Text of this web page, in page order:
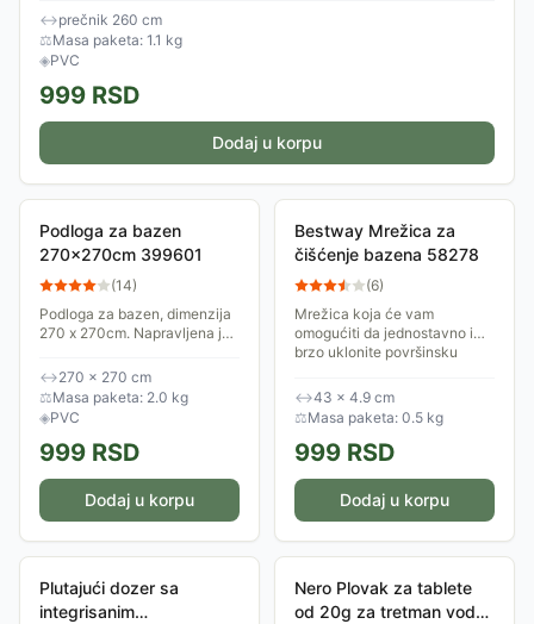
↔prečnik 260 cm
⚖Masa paketa: 1.1 kg
◈PVC
999 RSD
Dodaj u korpu
Podloga za bazen
270x270cm 399601
(14)
Podloga za bazen, dimenzija
270 x 270cm. Napravljena je
dodatnu zaštitu za dno
bazena tokom cele sezone.
↔270 × 270 cm
⚖Masa paketa: 2.0 kg
◈PVC
999 RSD
Dodaj u korpu
Bestway Mrežica za
čišćenje bazena 58278
(6)
Mrežica koja će vam
omogućiti da jednostavno i
brzo uklonite površinsku
za insekte, lišće, grančice...
Isporučuje se...
↔43 × 4.9 cm
⚖Masa paketa: 0.5 kg
999 RSD
Dodaj u korpu
Plutajući dozer sa
integrisanim
Nero Plovak za tablete
od 20g za tretman vode